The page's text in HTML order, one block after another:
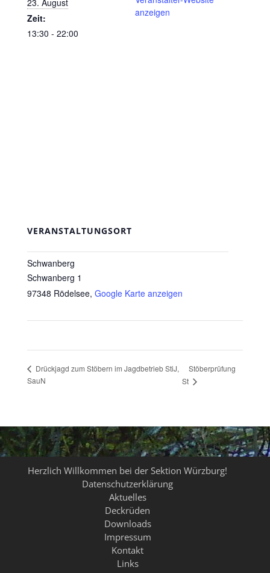
23. August
Zeit:
13:30 - 22:00
anzeigen
VERANSTALTUNGSORT
Schwanberg
Schwanberg 1
97348 Rödelsee, Google Karte anzeigen
Drückjagd zum Stöbern im Jagdbetrieb StiJ,
SauN
Stöberprüfung
St
Herzlich Willkommen bei der Sektion Würzburg!
Datenschutzerklärung
Aktuelles
Deckrüden
Downloads
Impressum
Kontakt
Links